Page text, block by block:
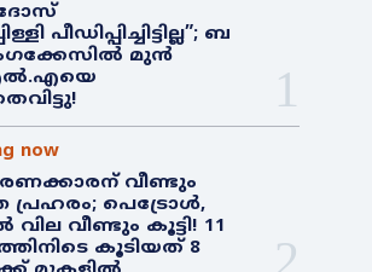
പീഡിപ്പിച്ചിട്ടില്ല”; ബ
മുൻ
now
വീണ്ടും
പ്രഹരം; പെട്രോൾ,
വീണ്ടും കൂട്ടി! 11
കൂടിയത് 8